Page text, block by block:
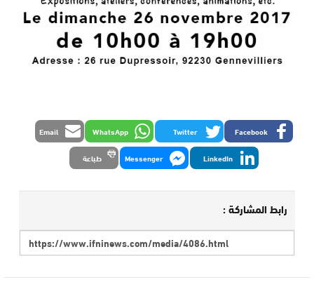
Facebook
Twitter
WhatsApp
Email
LinkedIn
Messenger طباعة
رابط المشاركة :